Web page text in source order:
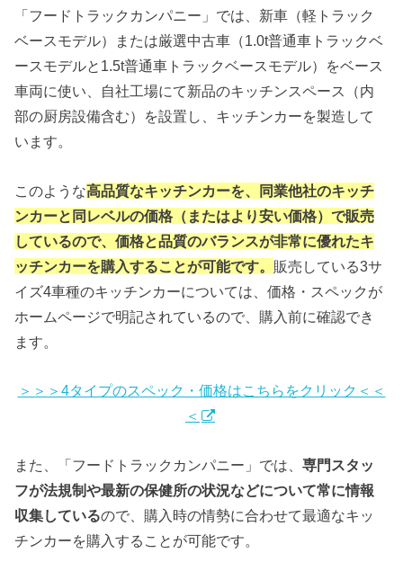
「フードトラックカンパニー」では、新車（軽トラック
ベースモデル）または厳選中古車（1.0t普通車トラックベ
ースモデルと1.5t普通車トラックベースモデル）をベース
車両に使い、自社工場にて新品のキッチンスペース（内
部の厨房設備含む）を設置し、キッチンカーを製造して
います。
このような高品質なキッチンカーを、同業他社のキッチ
ンカーと同レベルの価格（またはより安い価格）で販売
しているので、価格と品質のバランスが非常に優れたキ
ッチンカーを購入することが可能です。 販売している3サ
イズ4車種のキッチンカーについては、価格・スペックが
ホームページで明記されているので、購入前に確認でき
ます。
＞＞＞4タイプのスペック・価格はこちらをクリック＜＜
＜
また、「フードトラックカンパニー」では、専門スタッ
フが法規制や最新の保健所の状況などについて常に情報
収集しているので、購入時の情勢に合わせて最適なキッ
チンカーを購入することが可能です。